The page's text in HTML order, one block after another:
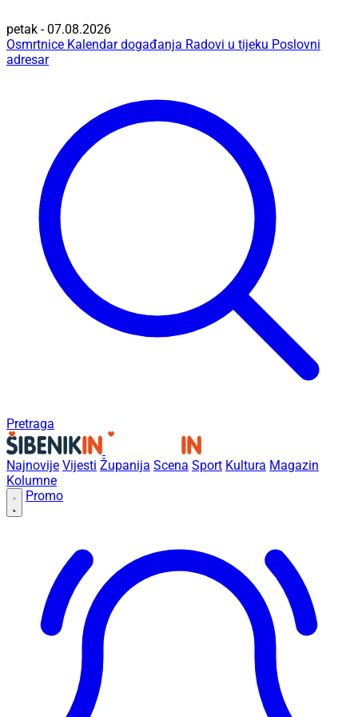
petak - 07.08.2026
Osmrtnice Kalendar događanja Radovi u tijeku Poslovni
adresar
Pretraga
Najnovije Vijesti Županija Scena Sport Kultura Magazin
Kolumne
Promo